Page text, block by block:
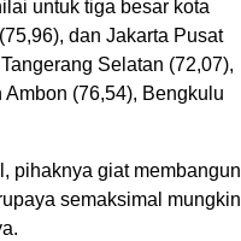
untuk tiga besar kota
dan Jakarta Pusat
Selatan (72,07),
(76,54), Bengkulu
pihaknya giat membangun
semaksimal mungkin